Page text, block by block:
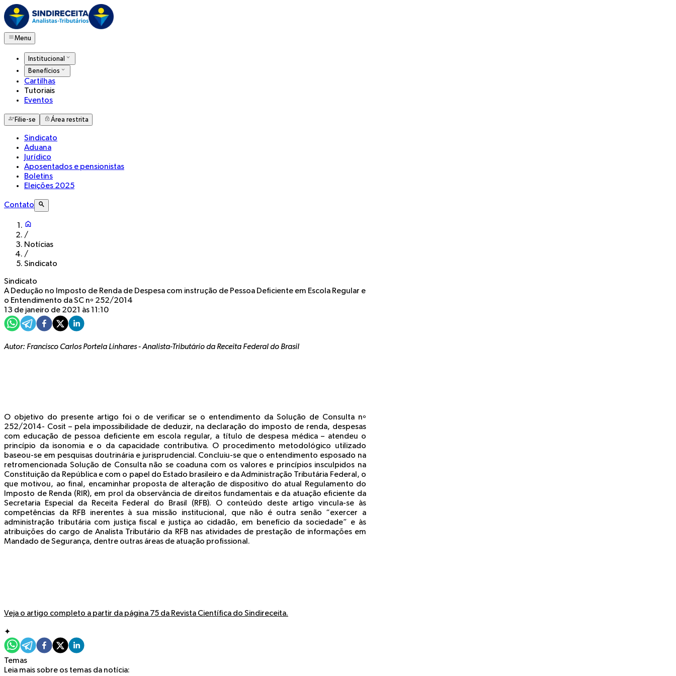
Menu
Institucional
Benefícios
Cartilhas
Tutoriais
Eventos
Filie-se Área restrita
Sindicato
Aduana
Jurídico
Aposentados e pensionistas
Boletins
Eleições 2025
Contato
/
Notícias
/
Sindicato
Sindicato
A Dedução no Imposto de Renda de Despesa com instrução de Pessoa Deficiente em Escola Regular e
o Entendimento da SC nº 252/2014
13 de janeiro de 2021 às 11:10
Autor: Francisco Carlos Portela Linhares-Analista-Tributário da Receita Federal do Brasil
O objetivo do presente artigo foi o de verificar se o entendimento da Solução de Consulta nº
252/2014- Cosit – pela impossibilidade de deduzir, na declaração do imposto de renda, despesas
com educação de pessoa deficiente em escola regular, a título de despesa médica – atendeu o
princípio da isonomia e o da capacidade contributiva. O procedimento metodológico utilizado
baseou-se em pesquisas doutrinária e jurisprudencial. Concluiu-se que o entendimento esposado na
retromencionada Solução de Consulta não se coaduna com os valores e princípios insculpidos na
Constituição da República e com o papel do Estado brasileiro e da Administração Tributária Federal, o
que motivou, ao final, encaminhar proposta de alteração de dispositivo do atual Regulamento do
Imposto de Renda (RIR), em prol da observância de direitos fundamentais e da atuação eficiente da
Secretaria Especial da Receita Federal do Brasil (RFB). O conteúdo deste artigo vincula-se às
competências da RFB inerentes à sua missão institucional, que não é outra senão “exercer a
administração tributária com justiça fiscal e justiça ao cidadão, em benefício da sociedade” e às
atribuições do cargo de Analista Tributário da RFB nas atividades de prestação de informações em
Mandado de Segurança, dentre outras áreas de atuação profissional.
Veja o artigo completo a partir da página 75 da Revista Científica do Sindireceita.
✦
Temas
Leia mais sobre os temas da notícia: